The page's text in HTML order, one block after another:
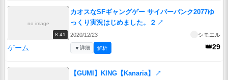
no image
8:41
カオスなSFギャングゲー サイバーパンク2077ゆ
っくり実況はじめました。２ ↗
2020/12/23 シモエル
ゲーム 👑29
▼詳細 解析
【GUMI】KING【Kanaria】 ↗